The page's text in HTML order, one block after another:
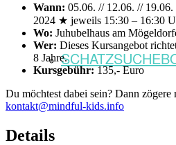
Wann: 05.06. // 12.06. //
2024 ★ jeweils 15:30 – 16:30
Wo: Juhubelhaus am
Wer: Dieses Kursangebot
8 Jahre.
Kursgebühr:135,- Euro
Du möchtest dabei sein? Dann zögere
kontakt@mindful-kids.info
Details